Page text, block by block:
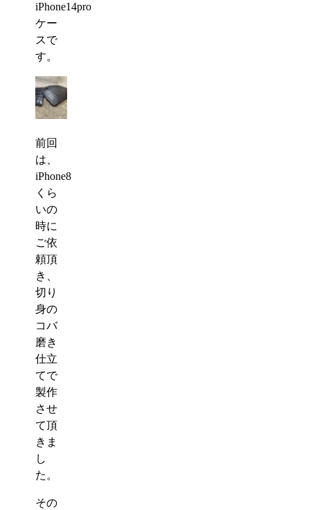
iPhone14pro
ケー
スで
す。
前回
は、
iPhone8
くら
いの
時に
ご依
頼頂
き、
切り
身の
コバ
磨き
仕立
てで
製作
させ
て頂
きま
し
た。
その